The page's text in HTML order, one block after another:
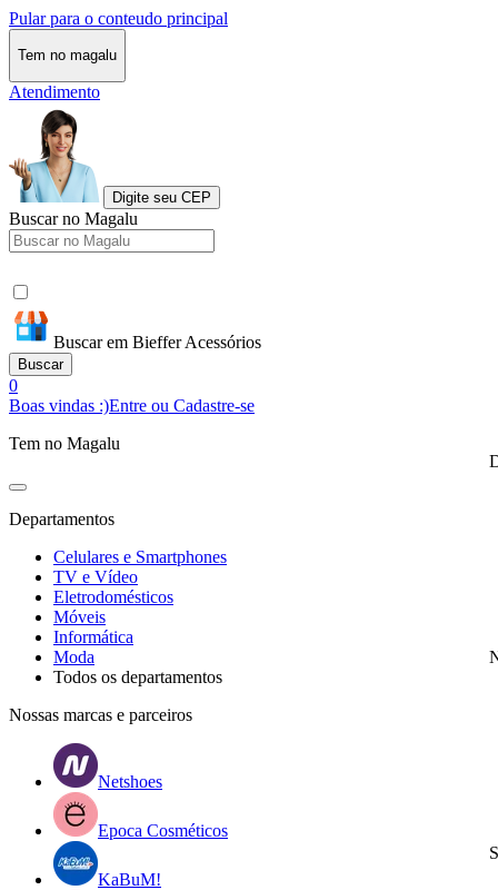
Pular para o conteudo principal
Tem no magalu
Atendimento
Digite seu CEP
Buscar no Magalu
Buscar em Bieffer Acessórios
Buscar
0
Boas vindas :)Entre ou Cadastre-se
Tem no Magalu
Departamentos
Celulares e Smartphones
TV e Vídeo
Eletrodomésticos
Móveis
Informática
Moda
Todos os departamentos
Nossas marcas e parceiros
Netshoes
Epoca Cosméticos
KaBuM!